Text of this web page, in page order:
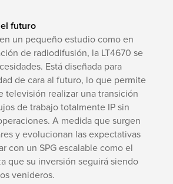
futuro
un pequeño estudio como en
de radiodifusión, la LT4670 se
Está diseñada para
de cara al futuro, lo que permite
televisión realizar una transición
de trabajo totalmente IP sin
A medida que surgen
y evolucionan las expectativas
con un SPG escalable como el
que su inversión seguirá siendo
venideros.